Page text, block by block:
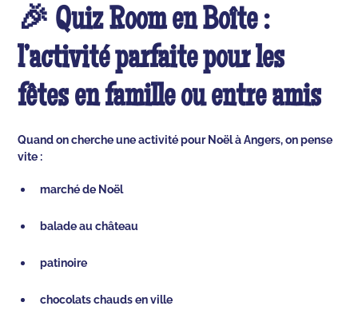
🎉 Quiz Room en Boîte :
l’activité parfaite pour les
fêtes en famille ou entre amis
Quand on cherche une activité pour Noël à Angers, on pense
vite :
marché de Noël
balade au château
patinoire
chocolats chauds en ville